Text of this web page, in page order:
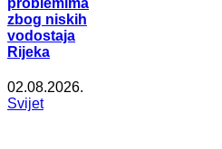
zbog niskih
vodostaja
Rijeka
02.08.2026.
Svijet